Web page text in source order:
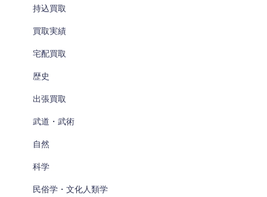
持込買取
買取実績
宅配買取
歴史
出張買取
武道・武術
自然
科学
民俗学・文化人類学